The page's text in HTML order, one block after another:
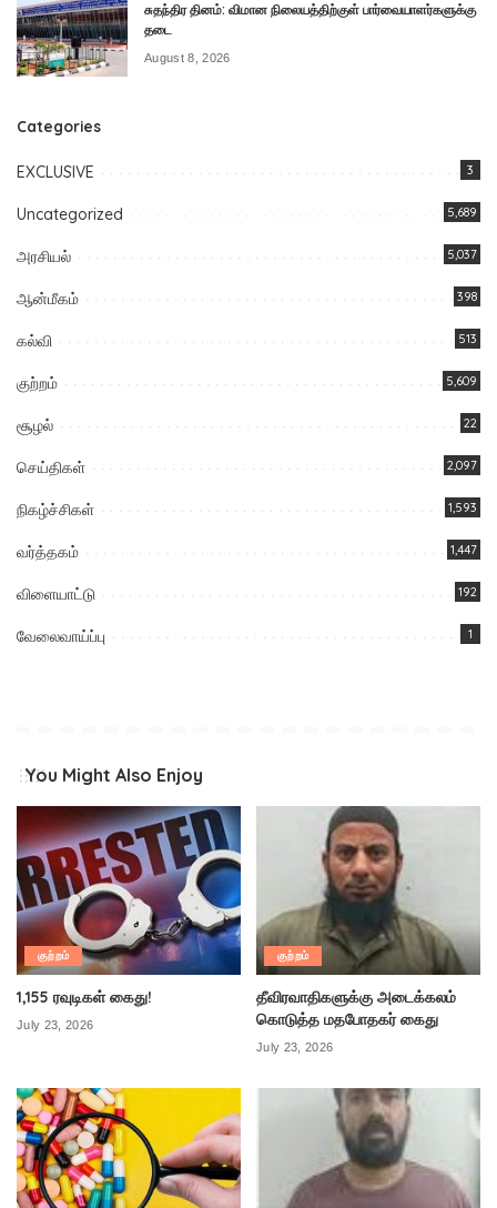
சுதந்திர தினம்: விமான நிலையத்திற்குள் பார்வையாளர்களுக்கு
தடை
August 8, 2026
Categories
EXCLUSIVE 3
Uncategorized 5,689
அரசியல் 5,037
ஆன்மீகம் 398
கல்வி 513
குற்றம் 5,609
சூழல் 22
செய்திகள் 2,097
நிகழ்ச்சிகள் 1,593
வர்த்தகம் 1,447
விளையாட்டு 192
வேலைவாய்ப்பு 1
You Might Also Enjoy
குற்றம்
1,155 ரவுடிகள் கைது!
July 23, 2026
குற்றம்
தீவிரவாதிகளுக்கு அடைக்கலம்
கொடுத்த மதபோதகர் கைது
July 23, 2026